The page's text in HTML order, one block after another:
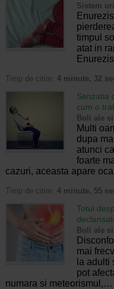
Sistem
timpul
atat in
Timp de citire: 4 minute, 32
Senzatia
cum o
Boli ale
Multi
dupa
atunci
foarte
cazuri, aceasta apare
Timp de citire: 4 minute, 55
Totul
Boli ale
mai
la adulti
pot
numara si meteorismul,…